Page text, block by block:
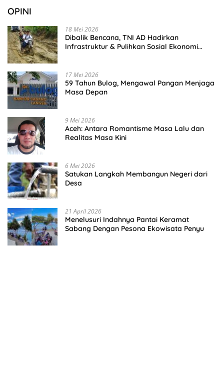
OPINI
18 Mei 2026
Dibalik Bencana, TNI AD Hadirkan
Infrastruktur & Pulihkan Sosial Ekonomi
17 Mei 2026
59 Tahun Bulog, Mengawal Pangan Menjaga
Masa Depan
9 Mei 2026
Aceh: Antara Romantisme Masa Lalu dan
Realitas Masa Kini
6 Mei 2026
Satukan Langkah Membangun Negeri dari
Desa
21 April 2026
Menelusuri Indahnya Pantai Keramat
Sabang Dengan Pesona Ekowisata Penyu